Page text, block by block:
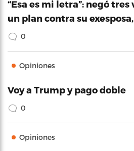
“Esa es mi letra”: negó
un plan contra su
0
Opiniones
Voy a Trump y pago doble
0
Opiniones